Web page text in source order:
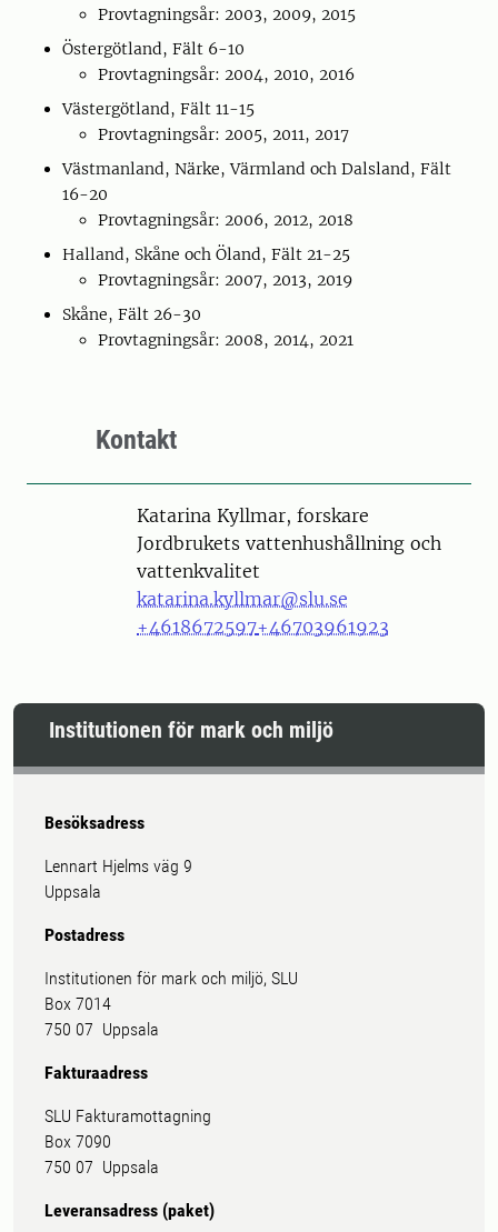
Provtagningsår: 2003, 2009, 2015
Östergötland, Fält 6-10
Provtagningsår: 2004, 2010, 2016
Västergötland, Fält 11-15
Provtagningsår: 2005, 2011, 2017
Västmanland, Närke, Värmland och Dalsland, Fält
16-20
Provtagningsår: 2006, 2012, 2018
Halland, Skåne och Öland, Fält 21-25
Provtagningsår: 2007, 2013, 2019
Skåne, Fält 26-30
Provtagningsår: 2008, 2014, 2021
Kontakt
PersonKatarina Kyllmar, forskare
Jordbrukets vattenhushållning och
vattenkvalitet
katarina.kyllmar@slu.se
+4618672597+46703961923
Institutionen för mark och miljö
Besöksadress
Lennart Hjelms väg 9
Uppsala
Postadress
Institutionen för mark och miljö, SLU
Box 7014
750 07 Uppsala
Fakturaadress
SLU Fakturamottagning
Box 7090
750 07 Uppsala
Leveransadress (paket)